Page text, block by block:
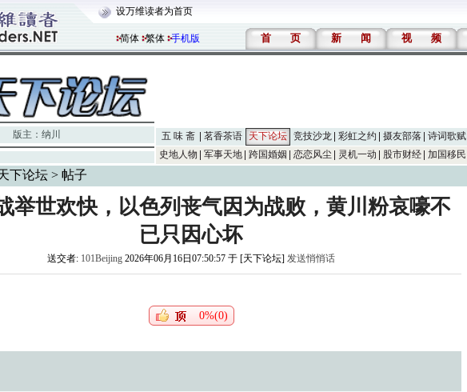
设万维读者为首页
简体 繁体 手机版 首 页 新 闻 视 频
版主： 纳川 五 味 斋 茗香茶语 天下论坛 竞技沙龙 彩虹之约 摄友部落 诗词歌赋
史地人物
军事天地 跨国婚姻 恋恋风尘 灵机一动 股市财经 加国移民
下论坛> 帖子
举世欢快，以色列丧气因为战败，黄川粉哀嚎不
已只因心坏
送交者: 101Beijing 2026年06月16日07:50:57 于 [天下论坛] 发送悄悄话
0%(0)